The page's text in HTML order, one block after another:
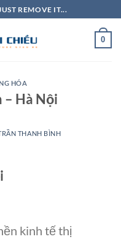
REMOVE IT...
0
HÓA
– Hà Nội
THANH BÌNH
kinh tế thị